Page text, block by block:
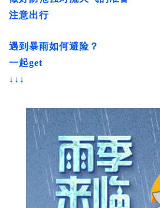
注意出行
遇到暴雨如何避险？
一起get
↓↓↓